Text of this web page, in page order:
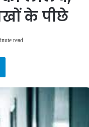
के पीछे
read
Telegram